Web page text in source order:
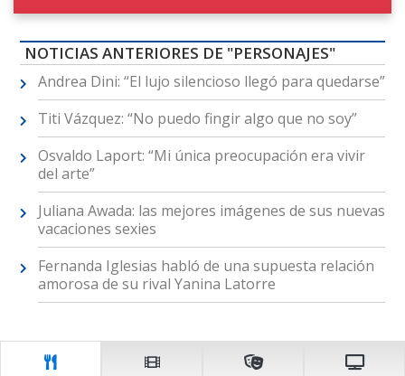
NOTICIAS ANTERIORES DE "PERSONAJES"
Andrea Dini: “El lujo silencioso llegó para quedarse”
Titi Vázquez: “No puedo fingir algo que no soy”
Osvaldo Laport: “Mi única preocupación era vivir
del arte”
Juliana Awada: las mejores imágenes de sus nuevas
vacaciones sexies
Fernanda Iglesias habló de una supuesta relación
amorosa de su rival Yanina Latorre